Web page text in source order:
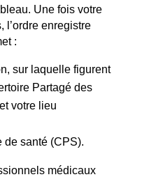
Une fois votre
l’ordre enregistre
:
sur laquelle figurent
Partagé des
votre lieu
de santé (CPS).
médicaux